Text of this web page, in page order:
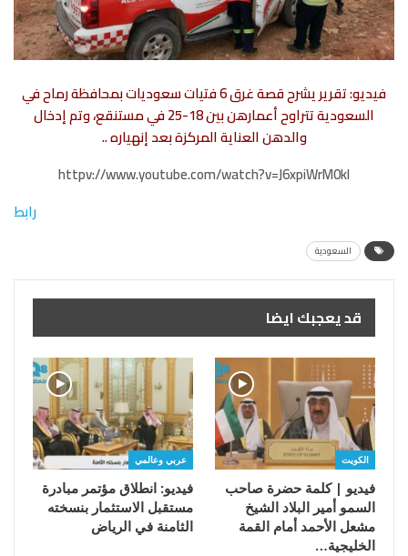
فيديو: تقرير يشرح قصة غرق 6 فتيات سعوديات بمحافظة رماح في
السعودية تتراوح أعمارهن بين 18-25 في مستنقع، وتم إدخال
والدهن العناية المركزة بعد إنهياره ..
httpv://www.youtube.com/watch?v=J6xpiWrM0kI
رابط
السعودية
قد يعجبك ايضا
الكويت
فيديو | كلمة حضرة صاحب
السمو أمير البلاد الشيخ
مشعل الأحمد أمام القمة
الخليجية…
عربي وعالمي
فيديو: انطلاق مؤتمر مبادرة
مستقبل الاستثمار بنسخته
الثامنة في الرياض